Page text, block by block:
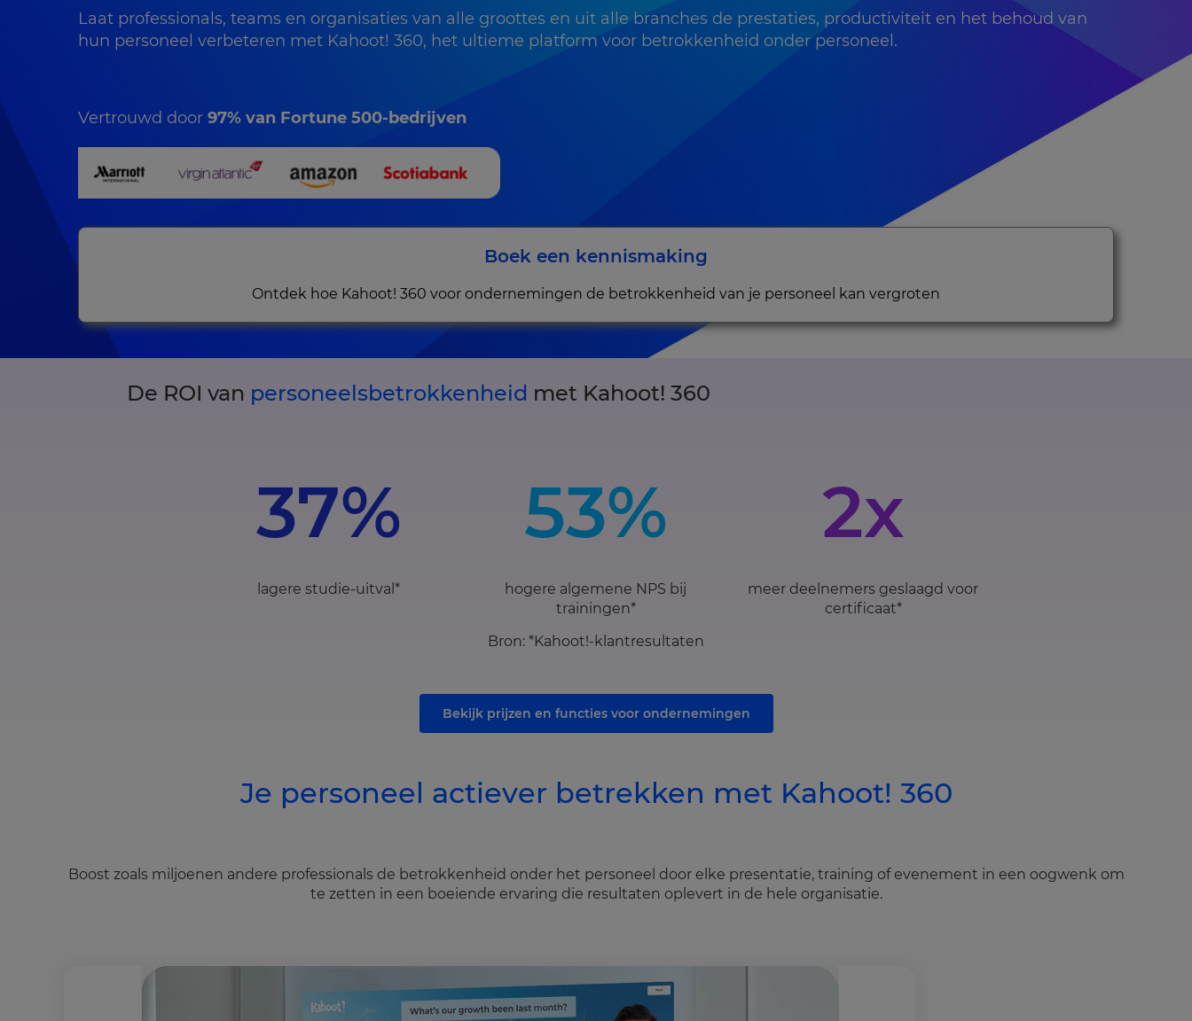
Laat professionals, teams en organisaties van alle groottes en uit alle branches de prestaties, productiviteit en het behoud van
hun personeel verbeteren met Kahoot! 360, het ultieme platform voor betrokkenheid onder personeel.
Vertrouwd door 97% van Fortune 500-bedrijven
Boek een kennismaking
Ontdek hoe Kahoot! 360 voor ondernemingen de betrokkenheid van je personeel kan vergroten
De ROI van personeelsbetrokkenheid met Kahoot! 360
37%
lagere studie-uitval*
53%
hogere algemene NPS bij
trainingen*
2x
meer deelnemers geslaagd voor
certificaat*
Bron: *Kahoot!-klantresultaten
Bekijk prijzen en functies voor ondernemingen
Je personeel actiever betrekken met Kahoot! 360
Boost zoals miljoenen andere professionals de betrokkenheid onder het personeel door elke presentatie, training of evenement in een oogwenk om
te zetten in een boeiende ervaring die resultaten oplevert in de hele organisatie.